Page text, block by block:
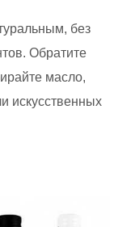
без
Обратите
масло,
искусственных